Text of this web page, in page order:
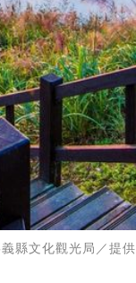
縣文化觀光局／提供